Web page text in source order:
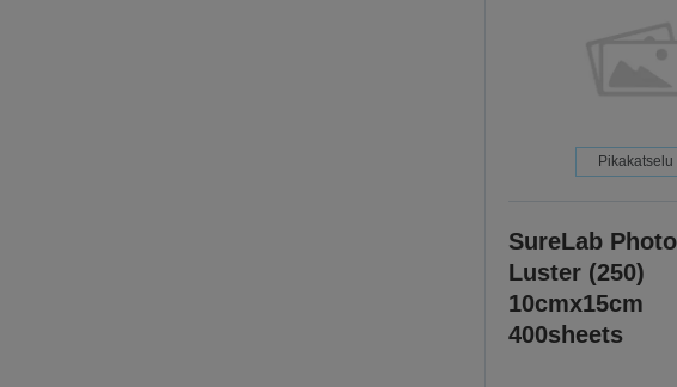
Pikakatselu
SureLab
Luster (250)
10cmx15cm
400sheets